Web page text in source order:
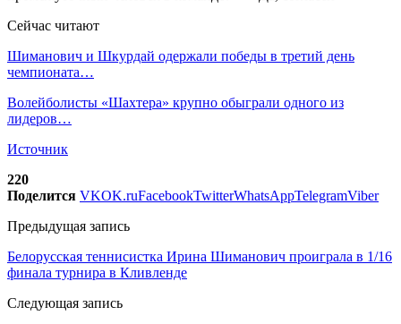
Сейчас читают
Шиманович и Шкурдай одержали победы в третий день
чемпионата…
Волейболисты «Шахтера» крупно обыграли одного из
лидеров…
Источник
220
Поделится VKOK.ruFacebookTwitterWhatsAppTelegramViber
Предыдущая запись
Белорусская теннисистка Ирина Шиманович проиграла в 1/16
финала турнира в Кливленде
Следующая запись